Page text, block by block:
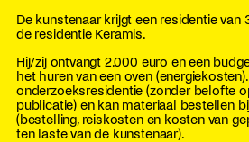
De kunstenaar krijgt een residentie van
de residentie Keramis.
Hij/zij ontvangt 2.000 euro en een
het huren van een oven
onderzoeksresidentie (zonder belofte
publicatie) en kan materiaal bestellen
(bestelling, reiskosten en kosten van
ten laste van de kunstenaar).